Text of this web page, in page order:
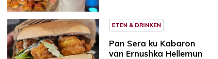
ETEN & DRINKEN
Pan Sera ku Kabaron
van Ernushka Hellemun